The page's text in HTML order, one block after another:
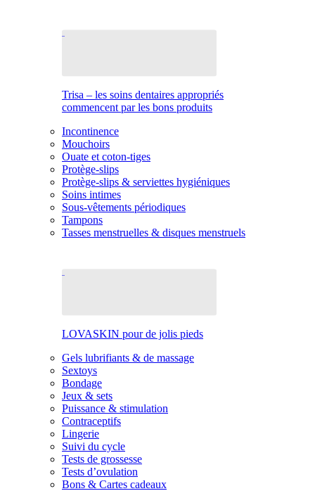
Trisa – les soins dentaires appropriés
commencent par les bons produits
Incontinence
Mouchoirs
Ouate et coton-tiges
Protège-slips
Protège-slips & serviettes hygiéniques
Soins intimes
Sous-vêtements périodiques
Tampons
Tasses menstruelles & disques menstruels
LOVASKIN pour de jolis pieds
Gels lubrifiants & de massage
Sextoys
Bondage
Jeux & sets
Puissance & stimulation
Contraceptifs
Lingerie
Suivi du cycle
Tests de grossesse
Tests d’ovulation
Bons & Cartes cadeaux